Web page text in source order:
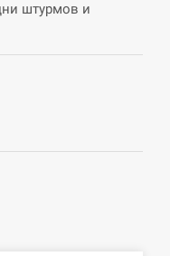
20 військових для
штурмов и